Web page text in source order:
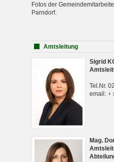
Fotos der
Parndorf.
Amtsleitung
Sigrid
Tel.Nr.
email:
Mag.